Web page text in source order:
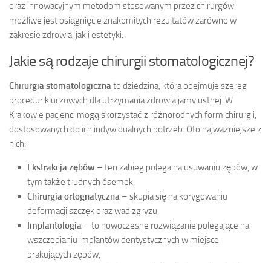
oraz innowacyjnym metodom stosowanym przez chirurgów
możliwe jest osiągnięcie znakomitych rezultatów zarówno w
zakresie zdrowia, jak i estetyki.
Jakie są rodzaje chirurgii stomatologicznej?
Chirurgia stomatologicznato dziedzina, która obejmuje szereg
procedur kluczowych dla utrzymania zdrowia jamy ustnej. W
Krakowie pacjenci mogą skorzystać z różnorodnych form chirurgii,
dostosowanych do ich indywidualnych potrzeb. Oto najważniejsze z
nich:
Ekstrakcja zębów – ten zabieg polega na usuwaniu zębów, w
tym także trudnych ósemek,
Chirurgia ortognatyczna – skupia się na korygowaniu
deformacji szczęk oraz wad zgryzu,
Implantologia – to nowoczesne rozwiązanie polegające na
wszczepianiu implantów dentystycznych w miejsce
brakujących zębów,